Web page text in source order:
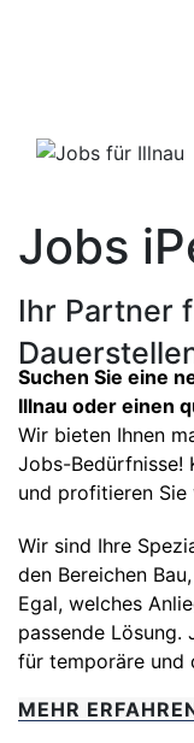
Jobs
Ihr Partner
Suchen Sie eine
Illnau oder einen
Wir bieten Ihnen
Jobs-Bedürfnisse!
und profitieren Sie
Wir sind Ihre
den Bereichen
Egal, welches
passende Lösung.
für temporäre und
MEHR